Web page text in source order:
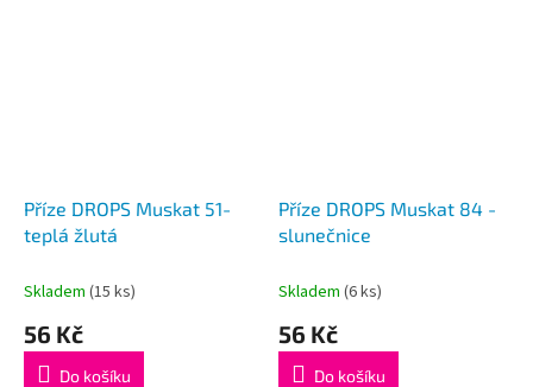
Příze DROPS Muskat 51-
teplá žlutá
Skladem (15 ks)
56 Kč
Do košíku
Příze DROPS Muskat 84 -
slunečnice
Skladem (6 ks)
56 Kč
Do košíku